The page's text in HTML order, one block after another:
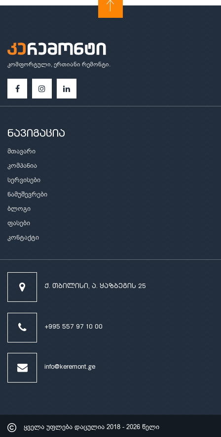
კომფორტული, ერთიანი რემონტი.
ნავიგაცია
მთავარი
კომპანია
სერვისები
ნამუშევრები
ბლოგი
ფასები
კონტაქტი
ქ. თბილისი, ა. ყაზბეგის 25
+995 557 97 10 00
info@keremont.ge
ყველა უფლება დაცულია 2018 - 2026 წელი